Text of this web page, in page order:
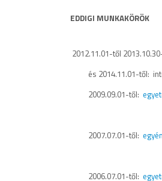
EDDIGI MUNKAKÖRÖK
2012.11.01-től
és 2014.11.01-től:
2009.09.01-től:
2007.07.01-től:
2006.07.01-től: